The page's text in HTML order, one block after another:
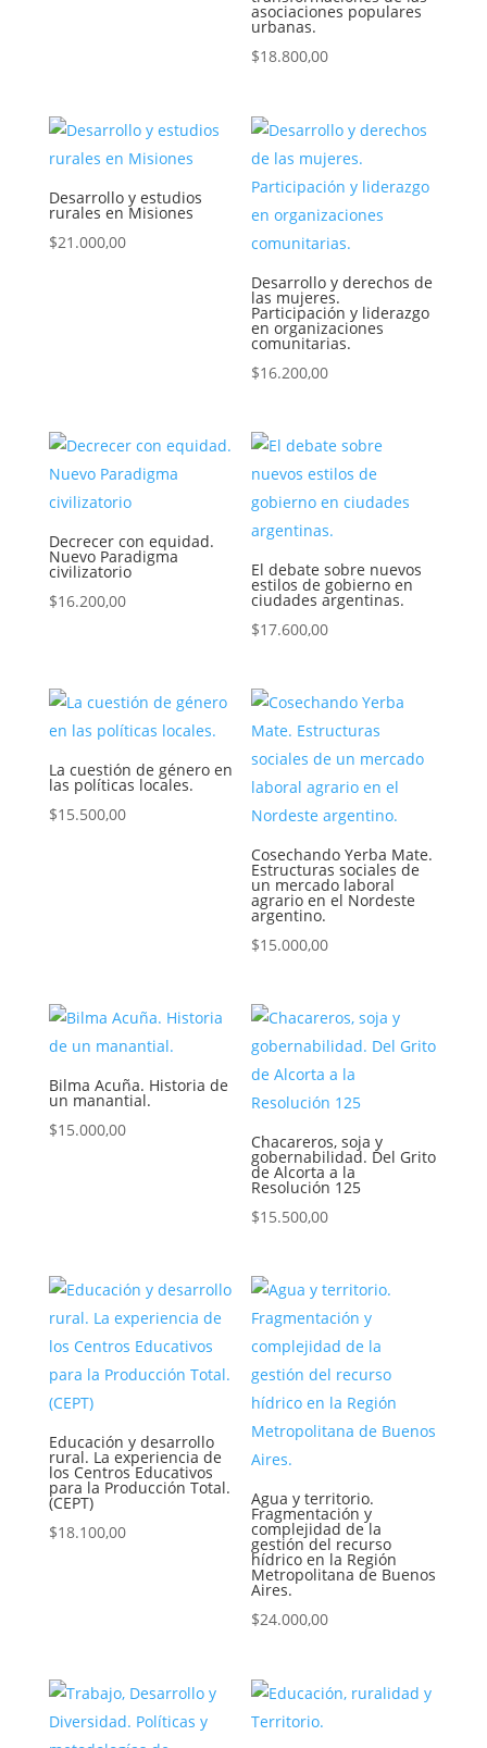
asociaciones populares
urbanas.
$18.800,00
Desarrollo y estudios
rurales en Misiones
$21.000,00
Desarrollo y derechos de
las mujeres.
Participación y liderazgo
en organizaciones
comunitarias.
$16.200,00
Decrecer con equidad.
Nuevo Paradigma
civilizatorio
$16.200,00
El debate sobre nuevos
estilos de gobierno en
ciudades argentinas.
$17.600,00
La cuestión de género en
las políticas locales.
$15.500,00
Cosechando Yerba Mate.
Estructuras sociales de
un mercado laboral
agrario en el Nordeste
argentino.
$15.000,00
Bilma Acuña. Historia de
un manantial.
$15.000,00
Chacareros, soja y
gobernabilidad. Del Grito
de Alcorta a la
Resolución 125
$15.500,00
Educación y desarrollo
rural. La experiencia de
los Centros Educativos
para la Producción Total.
(CEPT)
$18.100,00
Agua y territorio.
Fragmentación y
complejidad de la
gestión del recurso
hídrico en la Región
Metropolitana de Buenos
Aires.
$24.000,00